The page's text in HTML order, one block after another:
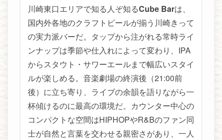
川崎東口エリアで知る人ぞ知るCube Barは、
国内外各地のクラフトビールが揃う川崎きって
の実力派バーだ。タップから注がれる常時ライ
ンナップは季節や仕入れによって変わり、IPA
からスタウト・サワーエールまで幅広いスタイ
ルが楽しめる。音楽劇場の終演後（21:00前
後）に立ち寄り、ライブの余韻を語りながら一
杯傾けるのに最高の環境だ。カウンター中心の
コンパクトな空間はHIPHOPやR&Bのファン同
士が自然と言葉を交わせる親密さがあり、一人